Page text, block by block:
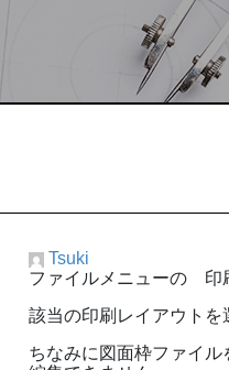
Tsuki
ファイルメニューの 印
該当の印刷レイアウトを
ちなみに図面枠ファイ